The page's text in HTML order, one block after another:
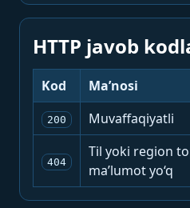
HTTP javob
Kod Ma’nosi
200 Muvaffaqiyatli
404
Til yoki region
ma’lumot yo‘q